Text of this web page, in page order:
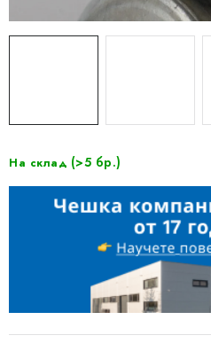
На склад (>5 бр.)